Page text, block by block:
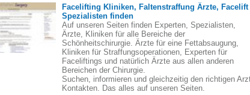
Facelifting Kliniken, Faltenstraffung Ärzte, Facelift
Spezialisten finden
Auf unseren Seiten finden Experten, Spezialisten,
Ärzte, Kliniken für alle Bereiche der
Schönheitschirurgie. Ärzte für eine Fettabsaugung,
Kliniken für Straffungsoperationen, Experten für
Faceliftings und natürlich Ärzte aus allen anderen
Bereichen der Chirurgie.
Suchen, informieren und gleichzeitig den richtigen
Kontakten. Das alles auf unseren Seiten.